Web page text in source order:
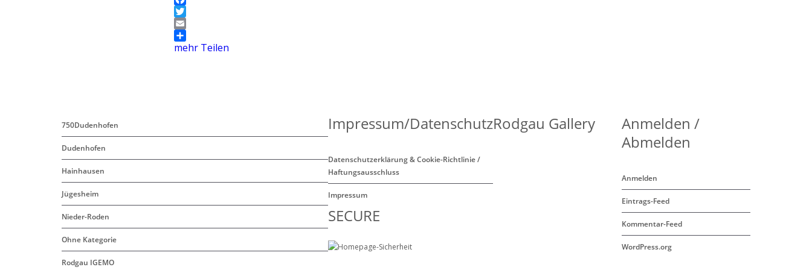
F
a
c
e
T
w
i
E
m
mehr Teilen
750Dudenhofen
Dudenhofen
Hainhausen
Jügesheim
Nieder-Roden
Ohne Kategorie
Rodgau IGEMO
Impressum/Datenschutz
Datenschutzerklärung & Cookie-Richtlinie /
Haftungsausschluss
Impressum
SECURE
Rodgau Gallery
Anmelden /
Abmelden
Anmelden
Eintrags-Feed
Kommentar-Feed
WordPress.org